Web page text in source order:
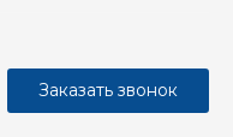
Заказать звонок